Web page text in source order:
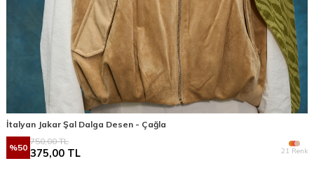
İtalyan Jakar Şal Dalga Desen - Çağla
%50
750,00TL
375,00 TL 21 Renk